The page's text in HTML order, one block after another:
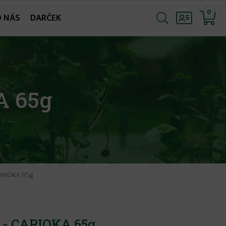
NÁS DARČEK 0
65g
65g